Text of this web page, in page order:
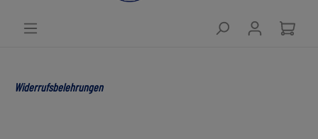
Widerrufsbelehrungen